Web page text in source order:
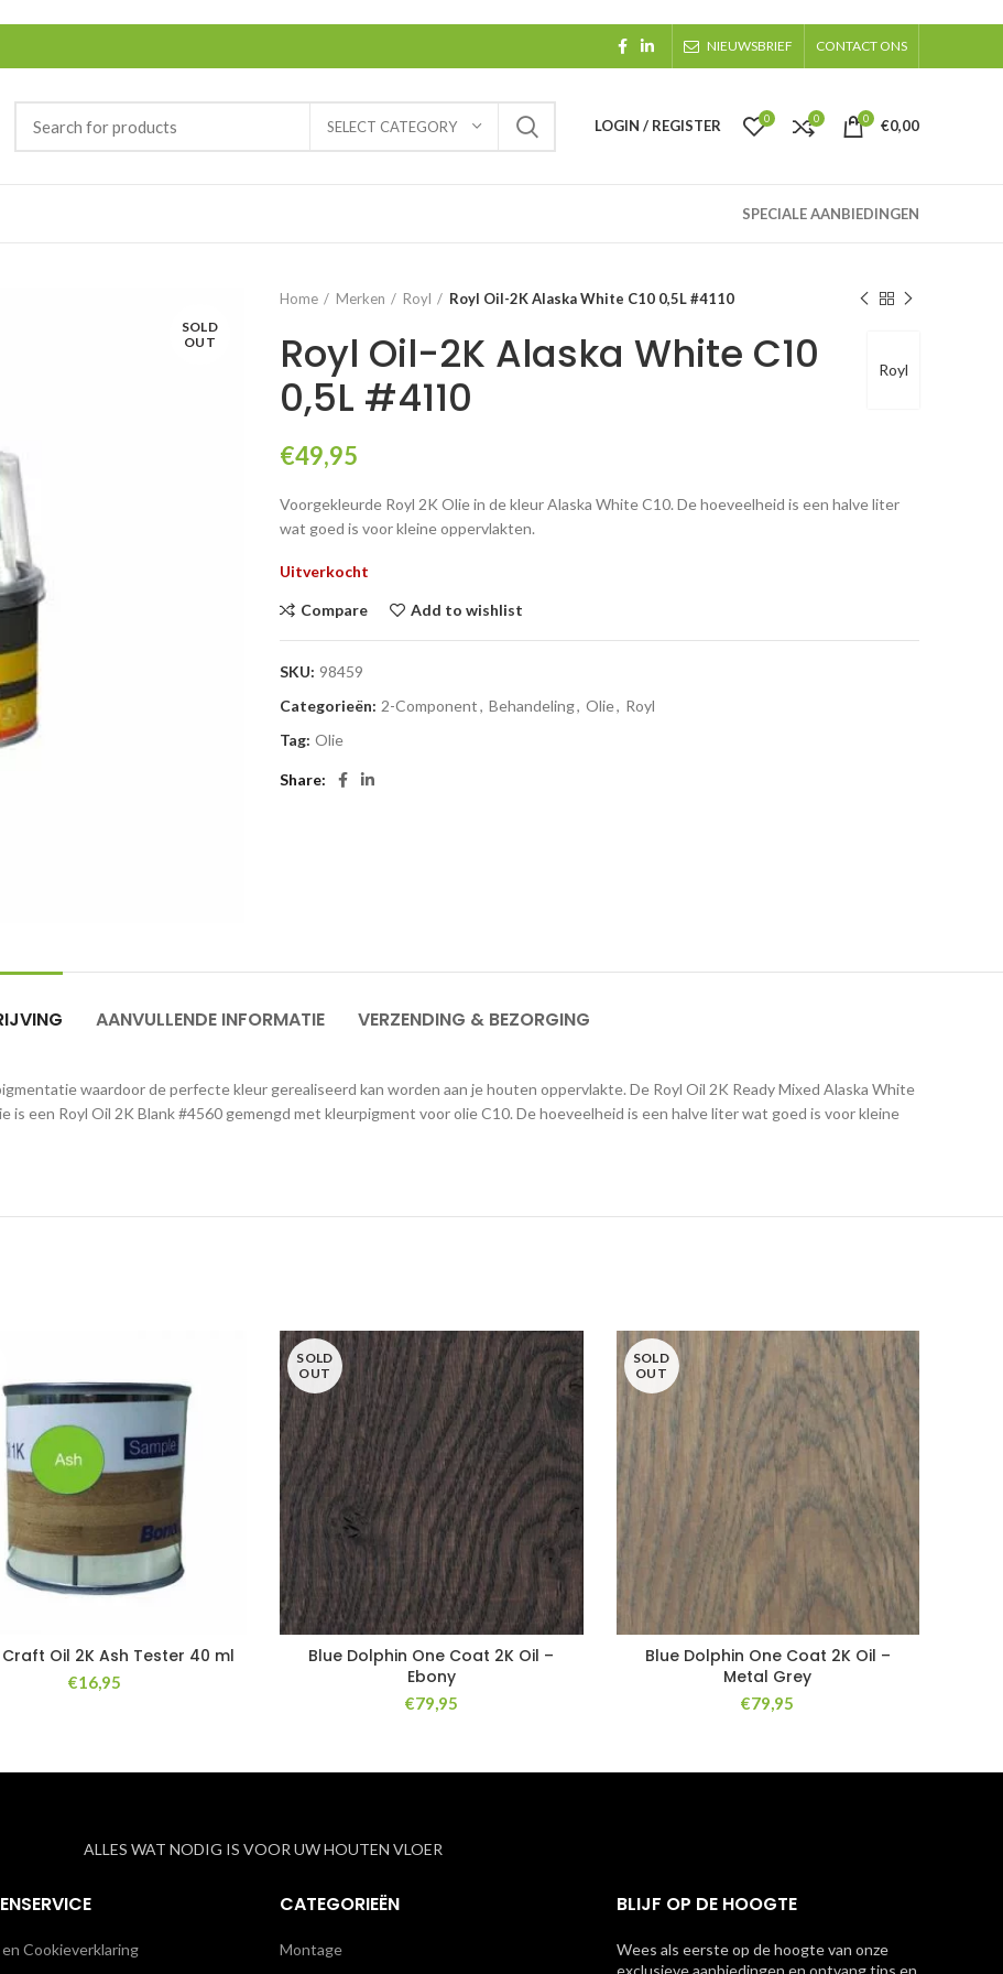
NIEUWSBRIEF CONTACT ONS
SELECT CATEGORY LOGIN / REGISTER 0 0 0 €0,00
SPECIALE AANBIEDINGEN
SOLD
OUT
Home Merken Royl Royl Oil-2K Alaska White C10 0,5L #4110
Royl
Royl Oil-2K Alaska White C10
0,5L #4110
€49,95
Voorgekleurde Royl 2K Olie in de kleur Alaska White C10. De hoeveelheid is een halve liter
wat goed is voor kleine oppervlakten.
Uitverkocht
Compare Add to wishlist
SKU: 98459
Categorieën: 2-Component, Behandeling, Olie, Royl
Tag: Olie
Share
AANVULLENDE INFORMATIE VERZENDING & BEZORGING
waardoor de perfecte kleur gerealiseerd kan worden aan je houten oppervlakte. De Royl Oil 2K Ready Mixed Alaska White
is een Royl Oil 2K Blank #4560 gemengd met kleurpigment voor olie C10. De hoeveelheid is een halve liter wat goed is voor kleine
Oil 2K Ash Tester 40 ml
€16,95
SOLD
OUT
Blue Dolphin One Coat 2K Oil –
Ebony
€79,95
SOLD
OUT
Blue Dolphin One Coat 2K Oil –
Metal Grey
€79,95
ALLES WAT NODIG IS VOOR UW HOUTEN VLOER
Cookieverklaring
CATEGORIEËN
Montage
BLIJF OP DE HOOGTE
Wees als eerste op de hoogte van onze
exclusieve aanbiedingen en ontvang tips en